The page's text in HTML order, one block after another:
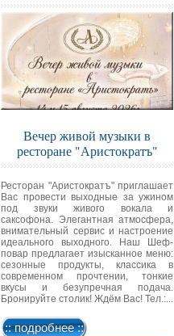
Вечер живой музыки в
ресторане "Аристократъ"
Ресторан "Аристократъ" приглашает
Вас провести выходные за ужином
под звуки живого вокала и
саксофона. Элегантная атмосфера,
внимательный сервис и настроение
идеального выходного. Наш Шеф-
повар предлагает изысканное меню:
сезонные продукты, классика в
современном прочтении, тонкие
вкусы и безупречная подача.
Бронируйте столик! Ждём Вас! Тел.:...
:: подробнее ::